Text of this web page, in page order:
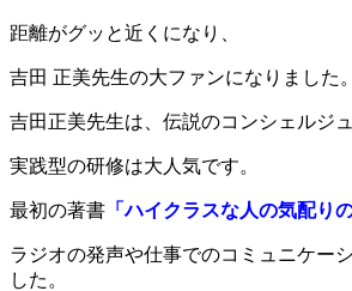
距離がグッと近くになり、
吉田 正美先生の大ファンになりました。
吉田正美先生は、伝説のコンシェルジュ
実践型の研修は大人気です。
最初の著書 「ハイクラスな人の気配り
ラジオの発声や仕事でのコミュニケー
した。